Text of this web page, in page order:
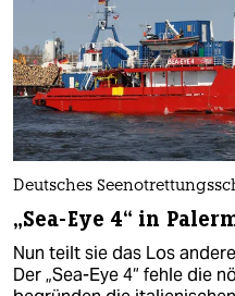
Deutsches
„Sea-Eye 4“ in
Nun teilt sie das Los
Der „Sea-Eye 4“ fehle die